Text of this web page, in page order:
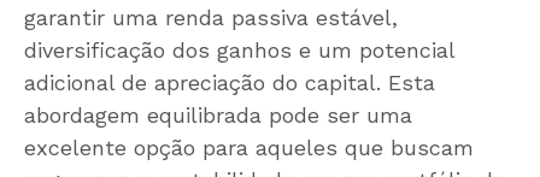
garantir uma renda passiva estável,
diversificação dos ganhos e um potencial
adicional de apreciação do capital. Esta
abordagem equilibrada pode ser uma
excelente opção para aqueles que buscam